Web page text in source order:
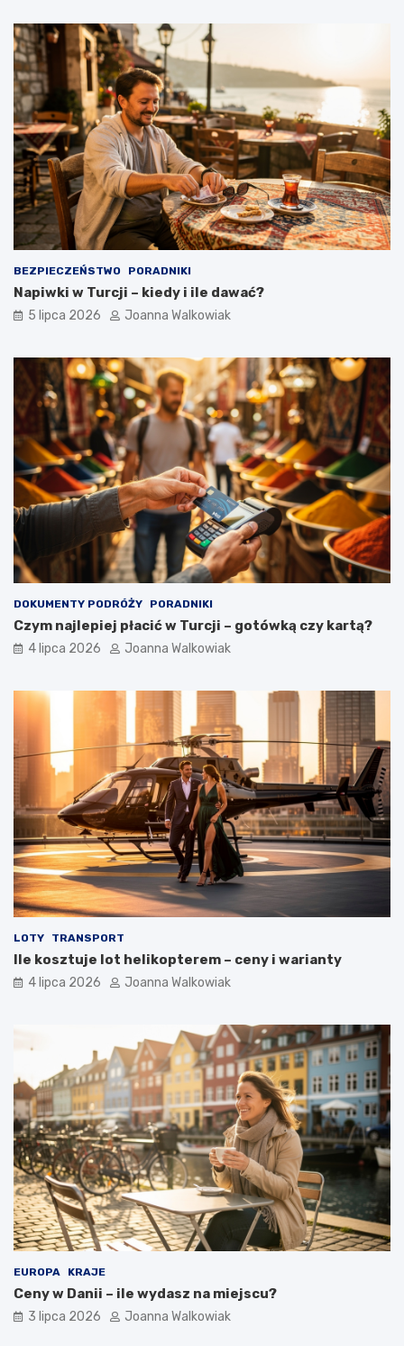
BEZPIECZEŃSTWO PORADNIKI
Napiwki w Turcji – kiedy i ile dawać?
5 lipca 2026 Joanna Walkowiak
DOKUMENTY PODRÓŻY PORADNIKI
Czym najlepiej płacić w Turcji – gotówką czy kartą?
4 lipca 2026 Joanna Walkowiak
LOTY TRANSPORT
Ile kosztuje lot helikopterem – ceny i warianty
4 lipca 2026 Joanna Walkowiak
EUROPA KRAJE
Ceny w Danii – ile wydasz na miejscu?
3 lipca 2026 Joanna Walkowiak